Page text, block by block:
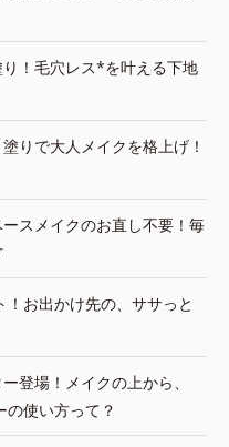
り！毛穴レス*を叶える下地
りで大人メイクを格上げ！
スメイクのお直し不要！毎
！お出かけ先の、ササっと
登場！メイクの上から、
の使い方って？